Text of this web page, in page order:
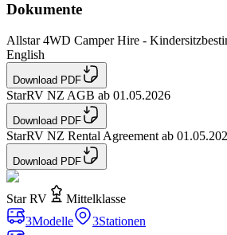
Dokumente
Allstar 4WD Camper Hire -
English
Download PDF
StarRV NZ AGB ab 01.05.2026
Download PDF
StarRV NZ Rental Agreement ab
Download PDF
Star RV
Mittelklasse
3Modelle 3Stationen